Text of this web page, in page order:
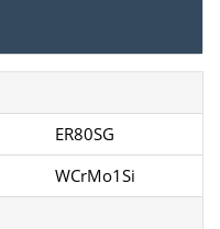
ER80SG
WCrMo1Si